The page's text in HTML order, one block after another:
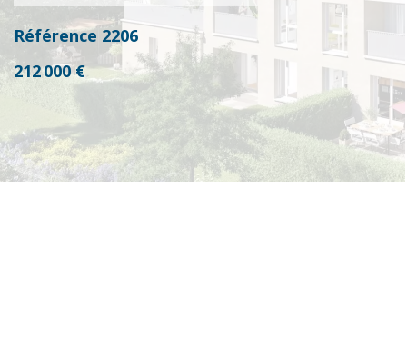
Référence 2206
212 000 €